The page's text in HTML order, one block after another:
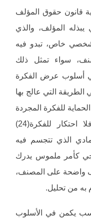
قانون حقوق المؤلف
المؤلف، والذي
خاص، تبدو فيه
سواء تمثل ذلك
أسلوب عرض الفكرة
التي عالج بها
فلا تمتد الحماية للفكرة المجردة
بذاتها وإنما لوسيلة التعبير عنها، فلا احتكار للفكرة(24)
الذي تتجسم فيه
كأمر ملموس يدرك
واضحة على المصنف،
به من تحليل.
يكمن في الأسلوب